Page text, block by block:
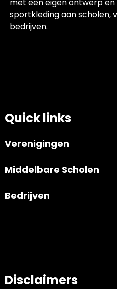
met een eigen ontwerp en
sportkleding aan scholen,
bedrijven.
Quick links
Verenigingen
Middelbare Scholen
Bedrijven
Disclaimers